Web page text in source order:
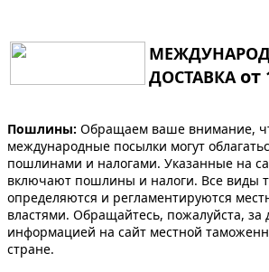
ДОСТАВКА от
Пошлины: Обращаем ваше внимание,
международные посылки могут
пошлинами и налогами. Указанные на
включают пошлины и налоги. Все виды
определяются и регламентируются
властями. Обращайтесь, пожалуйста,
информацией на сайт местной
стране.